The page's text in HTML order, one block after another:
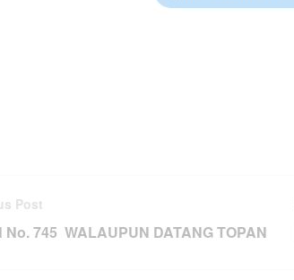
Post
No. 745 WALAUPUN DATANG TOPAN